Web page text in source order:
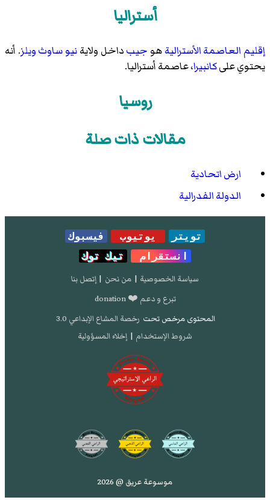
أستراليا
إقليم العاصمة الأستراليةهو جيبداخل ولايةنيو ساوث ويلز. أنه
يحتوي علىكانبيرا، عاصمة أستراليا.
روسيا
مقالات ذات صلة
ارض اتحادية
الدولة الفدرالية
تويتر يوتيوب
فيسبوك
انستقرام
تيك توك
سياسة الخصوصية | من نحن | إتصل بنا
تبرع و دعم ❤️ donation
المحتوى مرخص تحت رخصة المشاع الإبداعي 3.0
شروط الإستخدام | إخلاء المسؤولية
موسوعة عريق @ 2026